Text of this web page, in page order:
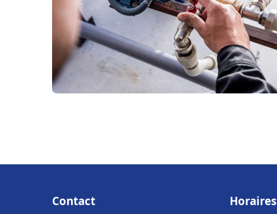
Contact Horaires